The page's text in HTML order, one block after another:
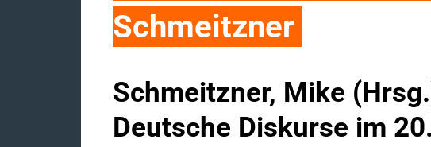
Schmeitzner
Schmeitzner, Mike
Deutsche Diskurse im